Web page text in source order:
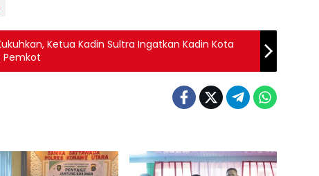
Ketua Kadin Sultra Ingatkan Kadin Kota
Pemkot